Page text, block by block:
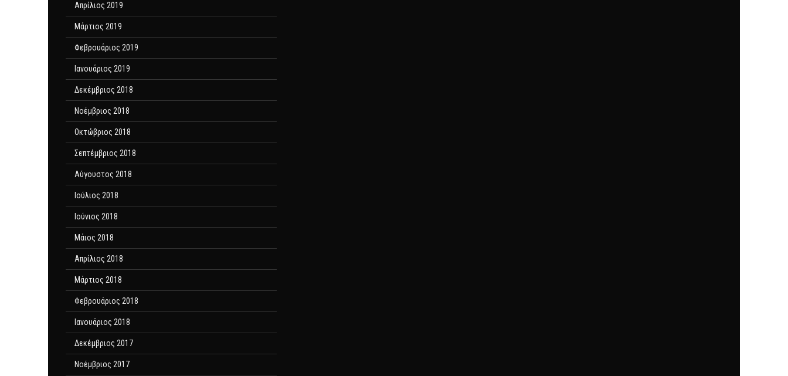
Απρίλιος 2019
Μάρτιος 2019
Φεβρουάριος 2019
Ιανουάριος 2019
Δεκέμβριος 2018
Νοέμβριος 2018
Οκτώβριος 2018
Σεπτέμβριος 2018
Αύγουστος 2018
Ιούλιος 2018
Ιούνιος 2018
Μάιος 2018
Απρίλιος 2018
Μάρτιος 2018
Φεβρουάριος 2018
Ιανουάριος 2018
Δεκέμβριος 2017
Νοέμβριος 2017